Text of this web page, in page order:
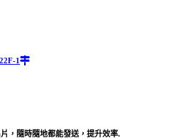
1
，隨時隨地都能發送，提升效率.